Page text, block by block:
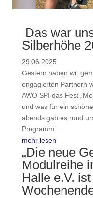
Das war
Silberhöhe
29.06.2025
Gestern haben wir
engagierten Partnern
AWO SPI das Fest
und was für ein
abends gab es rund
Programm:...
mehr lesen
„Die neue
Modulreihe
Halle e.V.